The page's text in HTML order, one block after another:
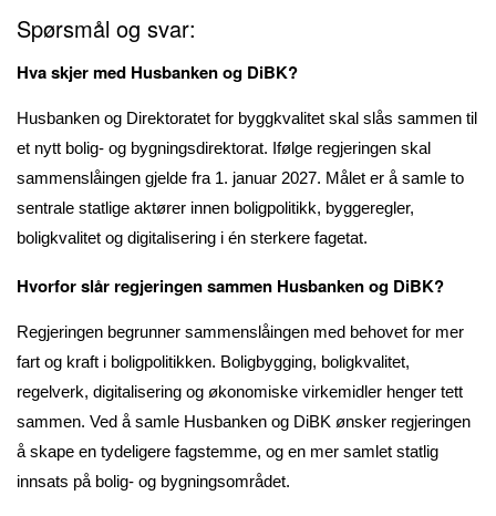
Spørsmål og svar:
Hva skjer med Husbanken og DiBK?
Husbanken og Direktoratet for byggkvalitet skal slås sammen til
et nytt bolig- og bygningsdirektorat. Ifølge regjeringen skal
sammenslåingen gjelde fra 1. januar 2027. Målet er å samle to
sentrale statlige aktører innen boligpolitikk, byggeregler,
boligkvalitet og digitalisering i én sterkere fagetat.
Hvorfor slår regjeringen sammen Husbanken og DiBK?
Regjeringen begrunner sammenslåingen med behovet for mer
fart og kraft i boligpolitikken. Boligbygging, boligkvalitet,
regelverk, digitalisering og økonomiske virkemidler henger tett
sammen. Ved å samle Husbanken og DiBK ønsker regjeringen
å skape en tydeligere fagstemme, og en mer samlet statlig
innsats på bolig- og bygningsområdet.